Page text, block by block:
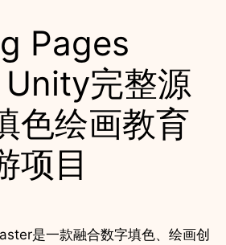
Pages
完整源
色绘画教育
项目
是一款融合数字填色、绘画创